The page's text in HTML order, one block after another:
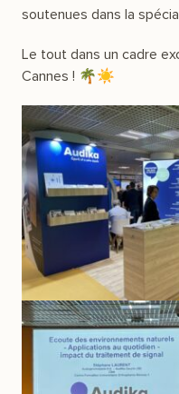
soutenues dans la
Le tout dans un cadre
Cannes ! 🌴☀️